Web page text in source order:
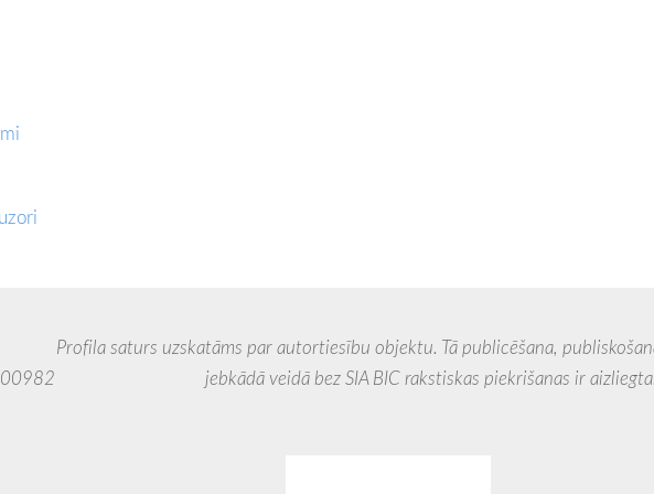
uzskatāms par autortiesību objektu. Tā publicēšana, publiskošana,
jebkādā veidā bez SIA BIC rakstiskas piekrišanas